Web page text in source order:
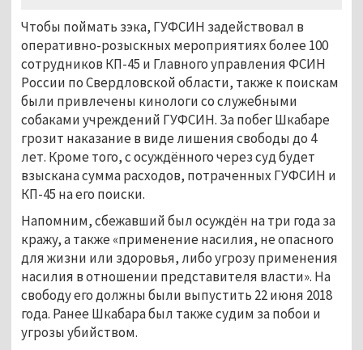
Чтобы поймать зэка, ГУФСИН задействовал в
оперативно-розыскных мероприятиях более 100
сотрудников КП-45 и Главного управления ФСИН
России по Свердловской области, также к поискам
были привлечены кинологи со служебными
собаками учреждений ГУФСИН. За побег Шкабаре
грозит наказание в виде лишения свободы до 4
лет. Кроме того, с осуждённого через суд будет
взыскана сумма расходов, потраченных ГУФСИН и
КП-45 на его поиски.
Напомним, сбежавший был осуждён на три года за
кражу, а также «применение насилия, не опасного
для жизни или здоровья, либо угрозу применения
насилия в отношении представителя власти». На
свободу его должны были выпустить 22 июня 2018
года. Ранее Шкабара был также судим за побои и
угрозы убийством.